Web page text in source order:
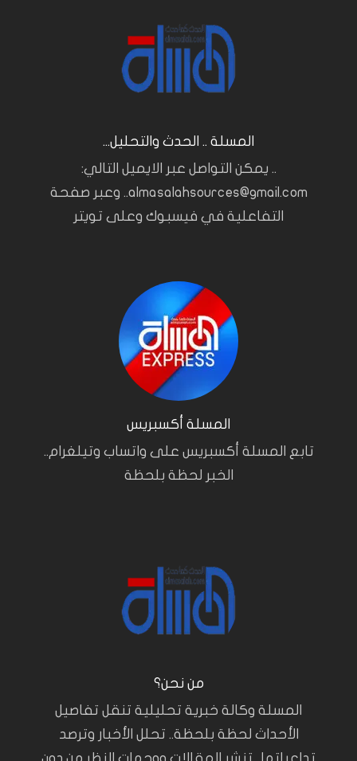
المسلة .. الحدث والتحليل...
.. يمكن التواصل عبر الايميل التالي:
almasalahsources@gmail.com.. وعبر صفحة
التفاعلية في فيسبوك وعلى تويتر
المسلة أكسبريس
تابع المسلة أكسبريس على واتساب وتيلغرام..
الخبر لحظة بلحظة
من نحن؟
المسلة وكالة خبرية تحليلية تنقل تفاصيل
الأحداث لحظة بلحظة.. تحلل الأخبار وترصد